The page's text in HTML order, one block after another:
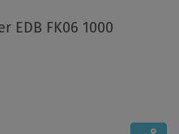
EDB FK06 1000